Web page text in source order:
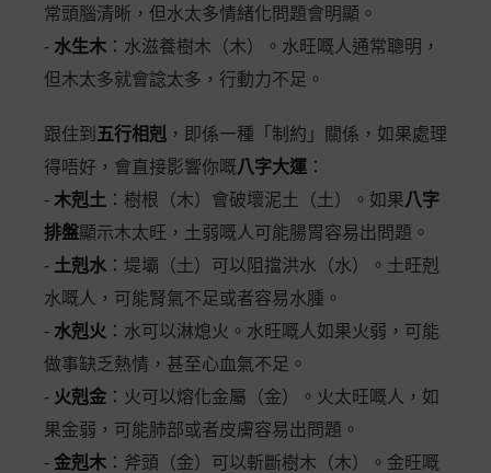
常頭腦清晰，但水太多情緒化問題會明顯。
- 水生木 ：水滋養樹木（木）。水旺嘅人通常聰明，
但木太多就會諗太多，行動力不足。
跟住到 五行相剋 ，即係一種「制約」關係，如果處理
得唔好，會直接影響你嘅八字大運 ：
- 木剋土 ：樹根（木）會破壞泥土（土）。如果八字
排盤顯示木太旺，土弱嘅人可能腸胃容易出問題。
- 土剋水 ：堤壩（土）可以阻擋洪水（水）。土旺剋
水嘅人，可能腎氣不足或者容易水腫。
- 水剋火 ：水可以淋熄火。水旺嘅人如果火弱，可能
做事缺乏熱情，甚至心血氣不足。
- 火剋金 ：火可以熔化金屬（金）。火太旺嘅人，如
果金弱，可能肺部或者皮膚容易出問題。
- 金剋木 ：斧頭（金）可以斬斷樹木（木）。金旺嘅